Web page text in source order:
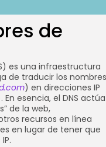
de
es una infraestructura
de traducir los nombres
) en direcciones IP
En esencia, el DNS actúa
de la web,
recursos en línea
en lugar de tener que